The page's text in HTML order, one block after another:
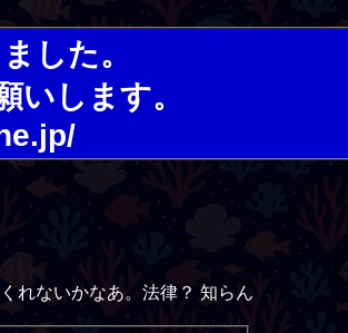
した。
いします。
れないかなあ。法律？ 知らん